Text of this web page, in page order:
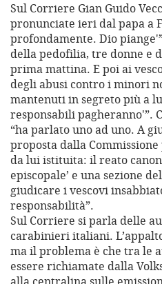
Sul Corriere Gian Guido
pronunciate ieri dal papa a
profondamente. Dio
della pedofilia, tre donne e
prima mattina. E poi ai
degli abusi contro i minori
mantenuti in segreto più a
responsabili pagheranno'”.
“ha parlato uno ad uno. A
proposta dalla
da lui istituita: il reato
episcopale’ e una sezione
giudicare i vescovi
responsabilità”.
Sul Corriere si parla delle
carabinieri italiani.
ma il problema è che tra le
essere richiamate dalla